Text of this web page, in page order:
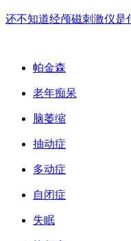
还不知道经颅磁刺激仪是
帕金森
老年痴呆
脑萎缩
抽动症
多动症
自闭症
失眠